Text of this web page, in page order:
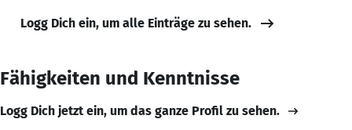
Logg Dich ein, um alle Einträge zu sehen.
Fähigkeiten und Kenntnisse
Logg Dich jetzt ein, um das ganze Profil zu sehen.